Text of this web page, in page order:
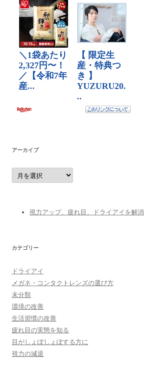
アーカイブ
ア
ー
カ
視力アップ、疲れ目、ドライアイを解消
カテゴリー
ドライアイ
メガネ・コンタクトレンズの選び方
未分類
環境の改善
生活習慣の改善
疲れ目の実態を知る
目がしょぼしょぼする方に
視力の減退